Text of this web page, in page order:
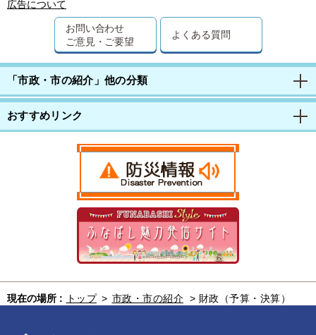
広告について
お問い合わせ
ご意見・ご要望
よくある質問
「市政・市の紹介」他の分類
おすすめリンク
現在の場所 : トップ > 市政・市の紹介 > 財政（予算・決算）